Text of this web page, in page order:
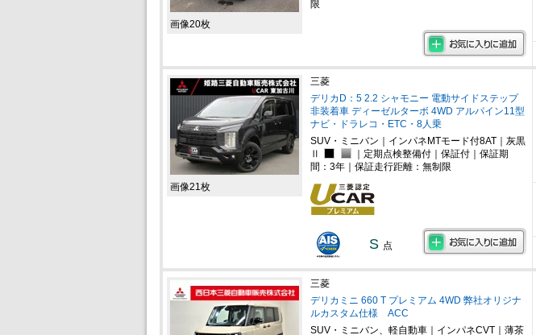
画像20枚
限
画像21枚
三菱
デリカD：5 2.2 シャモニー 電動サイドステップ
非装着車 ディーゼルターボ 4WD アルパイン11型
ナビ・ドラレコ・ETC・8人乗
SUV・ミニバン｜インパネMTモード付8AT｜灰黒
Ⅱ
｜定期点検整備付｜保証付｜保証期
間：3年｜保証走行距離：無制限
S 点
三菱
デリカミニ 660 T プレミアム 4WD 弊社オリジナ
ルカスタム仕様 ACC
SUV・ミニバン、軽自動車｜インパネCVT｜薄茶